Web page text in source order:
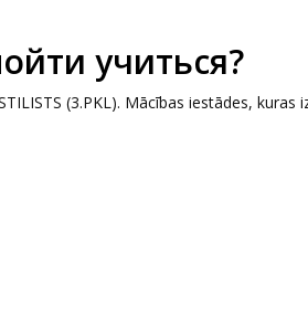
учиться?
(3.PKL). Mācības iestādes, kuras